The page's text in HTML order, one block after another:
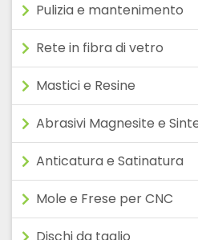
Pulizia e mantenimento
Rete in fibra di vetro
Mastici e Resine
Abrasivi Magnesite e
Anticatura e Satinatura
Mole e Frese per CNC